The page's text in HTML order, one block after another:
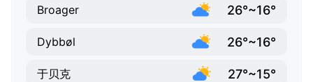
Broager 26°~16°
Dybbøl 26°~16°
于贝克 27°~15°